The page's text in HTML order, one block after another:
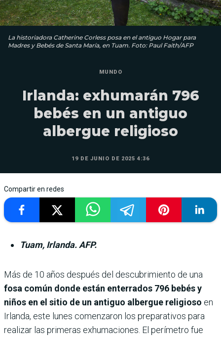
La historiadora Catherine Corless posa en el antiguo Hogar para
Madres y Bebés de Santa María, en Tuam. Foto: Paul Faith/AFP
MUNDO
Irlanda: exhumarán 796
bebés en un antiguo
albergue religioso
19 DE JUNIO DE 2025 4:36
Compartir en redes
Tuam, Irlanda. AFP.
Más de 10 años después del descubrimiento de una
fosa común donde están enterrados 796 bebés y
niños en el sitio de un antiguo albergue religioso en
Irlanda, este lunes comenzaron los preparativos para
realizar las primeras exhumaciones. El perímetro fue